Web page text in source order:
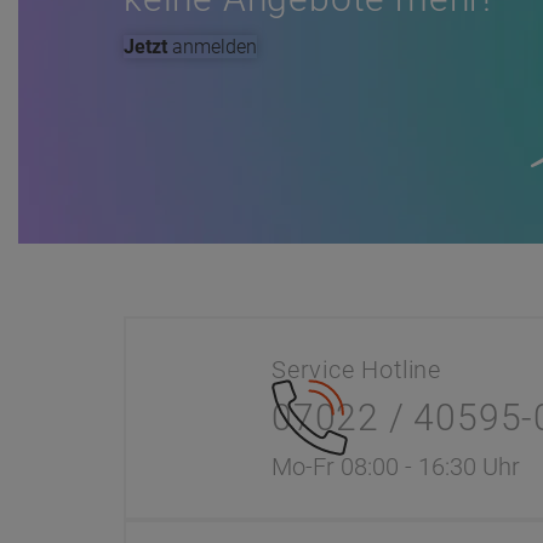
Jetzt anmelden
Service Hotline
07022 / 40595-
Mo-Fr 08:00 - 16:30 Uhr